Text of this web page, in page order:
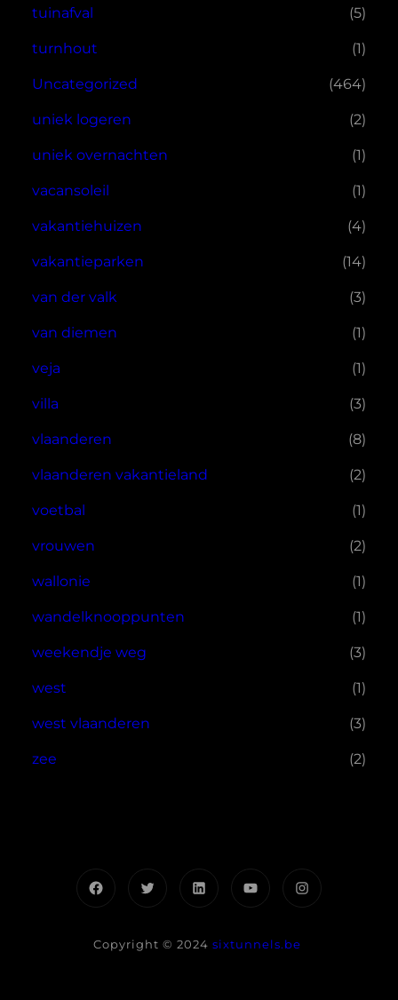
tuinafval (5)
turnhout (1)
Uncategorized (464)
uniek logeren (2)
uniek overnachten (1)
vacansoleil (1)
vakantiehuizen (4)
vakantieparken (14)
van der valk (3)
van diemen (1)
veja (1)
villa (3)
vlaanderen (8)
vlaanderen vakantieland (2)
voetbal (1)
vrouwen (2)
wallonie (1)
wandelknooppunten (1)
weekendje weg (3)
west (1)
west vlaanderen (3)
zee (2)
FacebookTwitterLinkedInYouTubeInstagram
Copyright © 2024 sixtunnels.be